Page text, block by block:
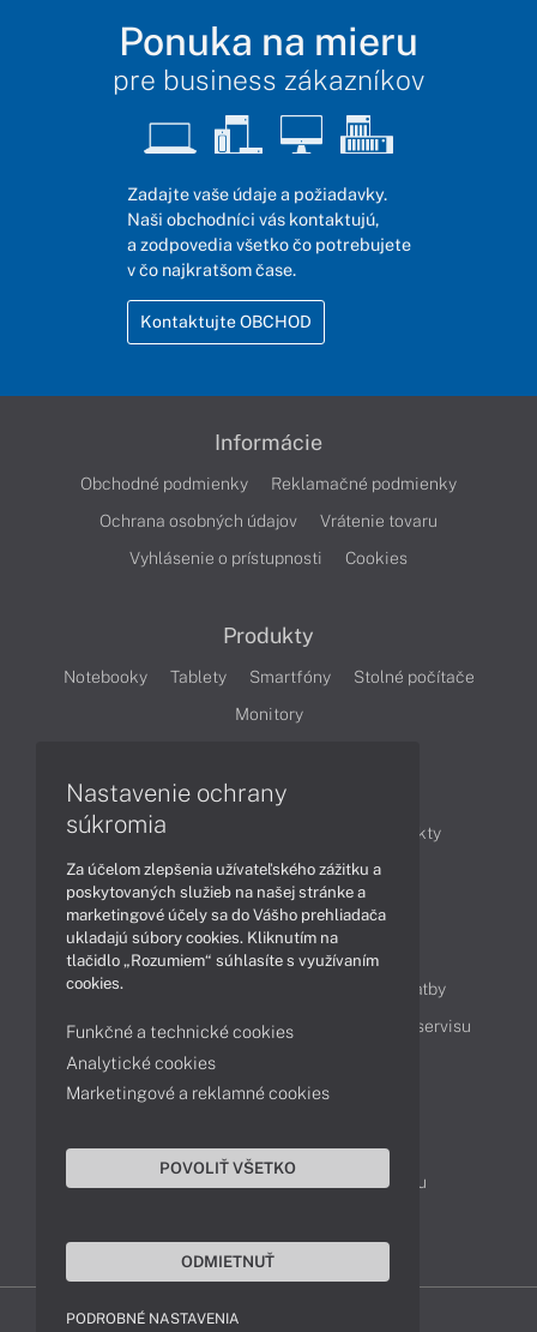
Ponuka na mieru
pre business zákazníkov
Zadajte vaše údaje a požiadavky.
Naši obchodníci vás kontaktujú,
a zodpovedia všetko čo potrebujete
v čo najkratšom čase.
Kontaktujte OBCHOD
Informácie
Obchodné podmienky
Reklamačné podmienky
Ochrana osobných údajov
Vrátenie tovaru
Vyhlásenie o prístupnosti
Cookies
Produkty
Notebooky Tablety Smartfóny
Stolné počítače
Monitory
Články
Obchodné informácie
Produkty
Technológie
Videá
Obsah
Ako nakupovať
Možnosti doručenia a platby
Podpora a servis
Servisné služby Cenník servisu
Kontakty
043 4224 771
Obchodné oddelenie
Reklamácia tovaru
Nastavenie ochrany
súkromia
Za účelom zlepšenia užívateľského zážitku a
poskytovaných služieb na našej stránke a
marketingové účely sa do Vášho prehliadača
ukladajú súbory cookies. Kliknutím na
tlačidlo „Rozumiem“ súhlasíte s využívaním
cookies.
Funkčné a technické cookies
Analytické cookies
Marketingové a reklamné cookies
POVOLIŤ VŠETKO
ODMIETNUŤ
PODROBNÉ NASTAVENIA